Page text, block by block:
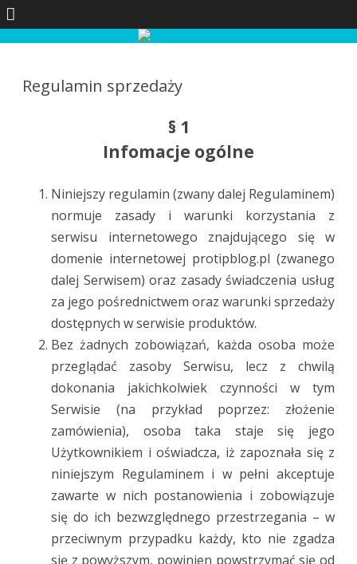
Regulamin sprzedaży
§ 1
Infomacje ogólne
Niniejszy regulamin (zwany dalej Regulaminem)
normuje zasady i warunki korzystania z
serwisu internetowego znajdującego się w
domenie internetowej protipblog.pl (zwanego
dalej Serwisem) oraz zasady świadczenia usług
za jego pośrednictwem oraz warunki sprzedaży
dostępnych w serwisie produktów.
Bez żadnych zobowiązań, każda osoba może
przeglądać zasoby Serwisu, lecz z chwilą
dokonania jakichkolwiek czynności w tym
Serwisie (na przykład poprzez: złożenie
zamówienia), osoba taka staje się jego
Użytkownikiem i oświadcza, iż zapoznała się z
niniejszym Regulaminem i w pełni akceptuje
zawarte w nich postanowienia i zobowiązuje
się do ich bezwzględnego przestrzegania – w
przeciwnym przypadku każdy, kto nie zgadza
się z powyższym, powinien powstrzymać się od